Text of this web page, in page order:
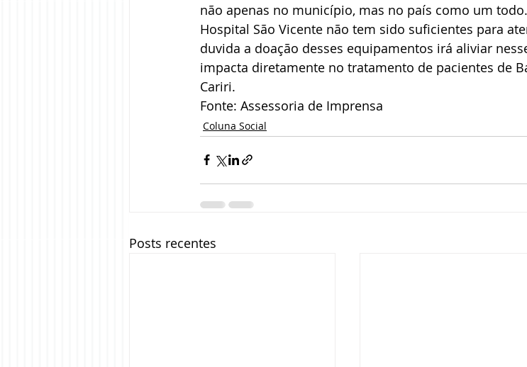
não apenas no município, mas no país como um
Hospital São Vicente não tem sido suficientes para
duvida a doação desses equipamentos irá aliviar
impacta diretamente no tratamento de pacientes de
Cariri.
Fonte: Assessoria de Imprensa
Coluna Social
Posts recentes